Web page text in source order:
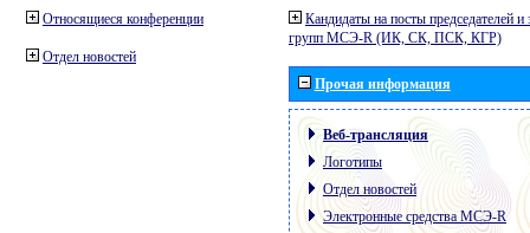
Относящиеся конференции
Отдел новостей
Кандидаты на посты председателей и
групп МСЭ-R (ИК, СК, ПСК, КГР)
Прочая информация
Веб-трансляция
Логотипы
Отдел новостей
Электронные средства МСЭ-R